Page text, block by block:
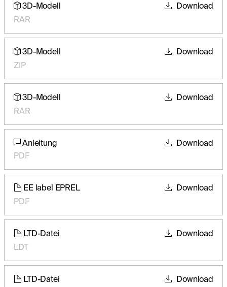
3D-Modell
RAR
Download
3D-Modell
ZIP
Download
3D-Modell
RAR
Download
Anleitung
PDF
Download
EE label EPREL
PDF
Download
LTD-Datei
LDT
Download
LTD-Datei
Download